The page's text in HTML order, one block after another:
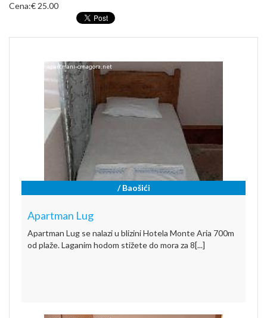
Cena:€ 25.00
/ Baošići
Apartman Lug
Apartman Lug se nalazi u blizini Hotela Monte Aria 700m
od plaže. Laganim hodom stižete do mora za 8[...]